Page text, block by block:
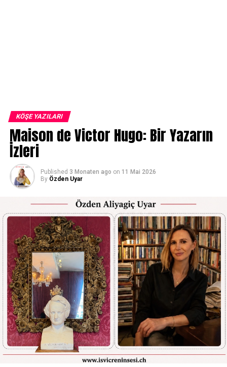
KÖŞE YAZILARI
Maison de Victor Hugo: Bir Yazarın
İzleri
Published 3 Monaten ago on 11 Mai 2026
By Özden Uyar